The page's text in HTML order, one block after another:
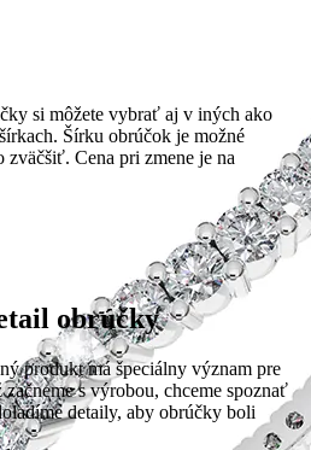
si môžete vybrať aj v iných ako
Šírku obrúčok je možné
zväčšiť. Cena pri zmene je na
obrúčky
produkt má špeciálny význam pre
s výrobou, chceme spoznať
detaily, aby obrúčky boli